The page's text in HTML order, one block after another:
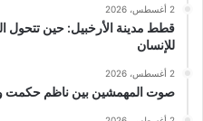
2 أغسطس، 2026
قطط مدينة الأرخبيل: حين تتحول
للإنسان
2 أغسطس، 2026
صوت المهمشين بين ناظم حكمت